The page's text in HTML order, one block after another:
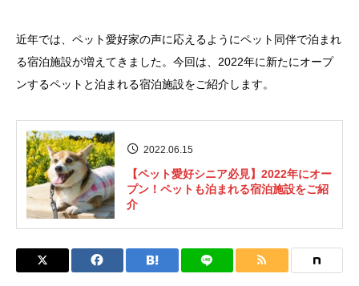
近年では、ペット愛好家の声に応えるようにペット同伴で泊まれ
る宿泊施設が増えてきました。今回は、2022年に新たにオープ
ンするペットと泊まれる宿泊施設をご紹介します。
2022.06.15
【ペット愛好シニア必見】2022年にオー
プン！ペットも泊まれる宿泊施設をご紹
介